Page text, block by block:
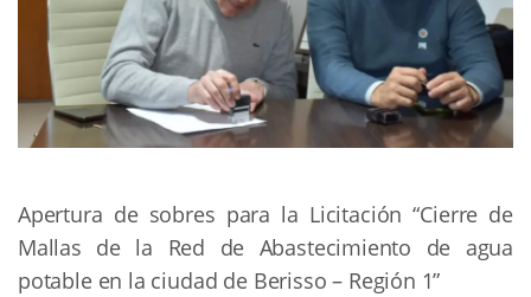
Apertura de sobres para la Licitación “Cierre de
Mallas de la Red de Abastecimiento de agua
potable en la ciudad de Berisso – Región 1”